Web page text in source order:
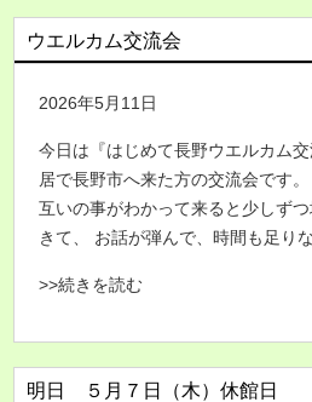
ウエルカム交流会
2026年5月11日
今日は『はじめて長野ウエルカム
居で長野市へ来た方の交流会です
互いの事がわかって来ると少しず
きて、 お話が弾んで、時間も足り
>>続きを読む
明日 ５月７日（木）休館日